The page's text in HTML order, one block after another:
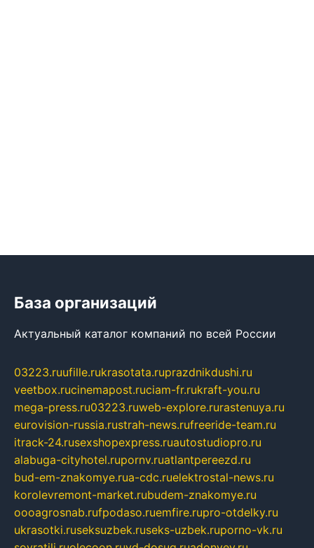
База организаций
Актуальный каталог компаний по всей России
03223.ruufille.rukrasotata.ruprazdnikdushi.ru
veetbox.rucinemapost.ruciam-fr.rukraft-you.ru
mega-press.ru03223.ruweb-explore.rurastenuya.ru
eurovision-russia.rustrah-news.rufreeride-team.ru
itrack-24.rusexshopexpress.ruautostudiopro.ru
alabuga-cityhotel.rupornv.ruatlantpereezd.ru
bud-em-znakomye.rua-cdc.ruelektrostal-news.ru
korolevremont-market.rubudem-znakomye.ru
oooagrosnab.rufpodaso.ruemfire.rupro-otdelky.ru
ukrasotki.ruseksuzbek.ruseks-uzbek.ruporno-vk.ru